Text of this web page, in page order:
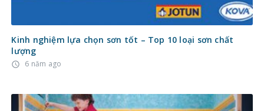
Kinh nghiệm lựa chọn sơn tốt – Top 10 loại sơn chất
lượng
access_time 6 năm ago